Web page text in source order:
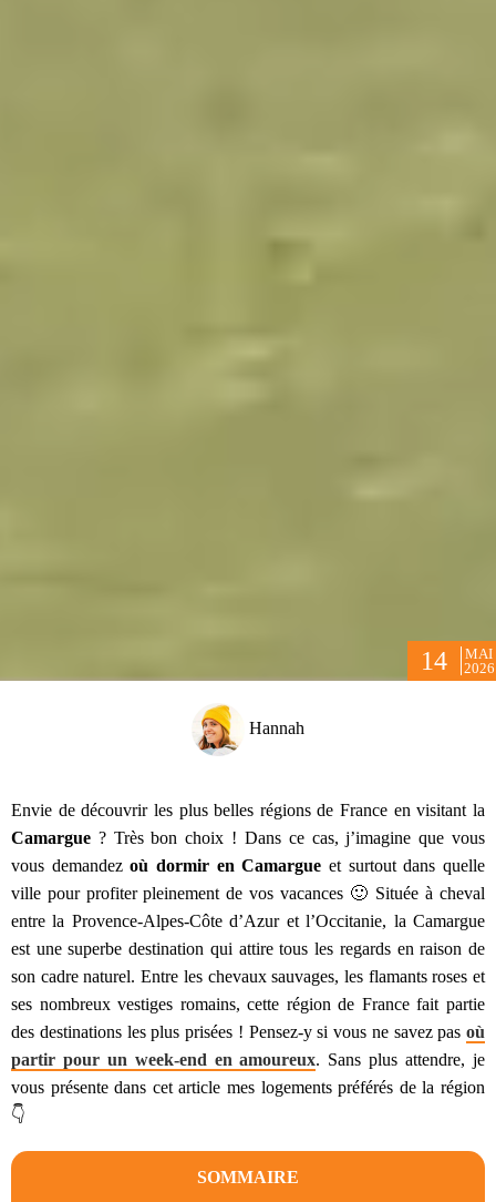
14
MAI
2026
Hannah
Envie de découvrir les plus belles régions de France en visitant la
Camargue ? Très bon choix ! Dans ce cas, j’imagine que vous
vous demandezoù dormir en Camargue et surtout dans quelle
ville pour profiter pleinement de vos vacances 🙂 Située à cheval
entre la Provence-Alpes-Côte d’Azur et l’Occitanie, la Camargue
est une superbe destination qui attire tous les regards en raison de
son cadre naturel. Entre les chevaux sauvages, les flamants roses et
ses nombreux vestiges romains, cette région de France fait partie
des destinations les plus prisées ! Pensez-y si vous ne savez pas où
partir pour un week-end en amoureux. Sans plus attendre, je
vous présente dans cet article mes logements préférés de la région
👇
SOMMAIRE